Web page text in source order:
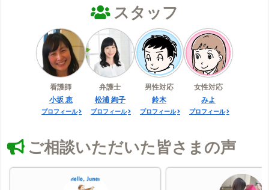
スタッフ
看護師
小坂 恵
プロフィール
弁護士
松浦 絢子
プロフィール
男性対応
鈴木
プロフィール
女性対応
みよ
プロフィール
ご相談いただいた皆さまの声